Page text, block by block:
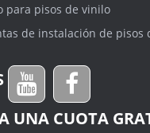
para pisos de vinilo
de instalación de pisos
UNA CUOTA